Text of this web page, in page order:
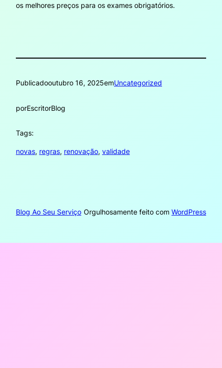
os melhores preços para os exames obrigatórios.
Publicadooutubro 16, 2025emUncategorized
porEscritorBlog
Tags:
novas, regras, renovação, validade
Blog Ao Seu Serviço Orgulhosamente feito com WordPress